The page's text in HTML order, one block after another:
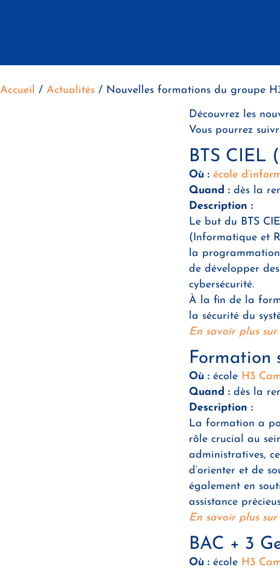
Accueil / Actualités / Nouvelles formations du groupe
Découvrez les
Vous pourrez
BTS CIEL
Où : école
Quand :dès la
Description :
Le but du BTS
(Informatique et
la
de développer
cybersécurité.
À la fin de la
la sécurité du
En savoir plus
Formation
Où :école H3
Quand :dès la
Description :
La formation a
rôle crucial au
administratives,
d’orienter et de
également en
assistance
En savoir plus
BAC + 3
Où :école H3